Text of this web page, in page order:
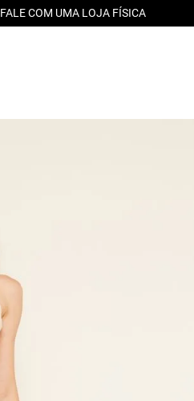
FALE COM UMA LOJA FÍSICA